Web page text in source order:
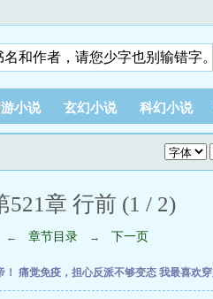
游小说 玄幻小说 科幻小说
521章 行前 (1 / 2)
← 章节目录 → 下一页
！ 痛觉免疫，担心反派不够变态 我最喜欢